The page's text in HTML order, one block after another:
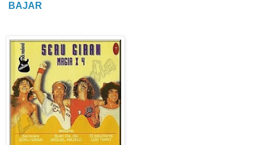
BAJAR